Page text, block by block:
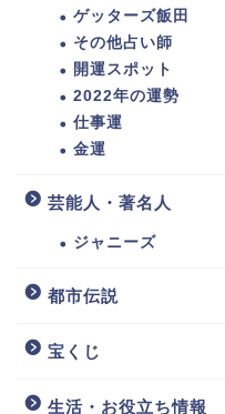
ゲッターズ飯田
その他占い師
開運スポット
2022年の運勢
仕事運
金運
芸能人・著名人
ジャニーズ
都市伝説
宝くじ
生活・お役立ち情報